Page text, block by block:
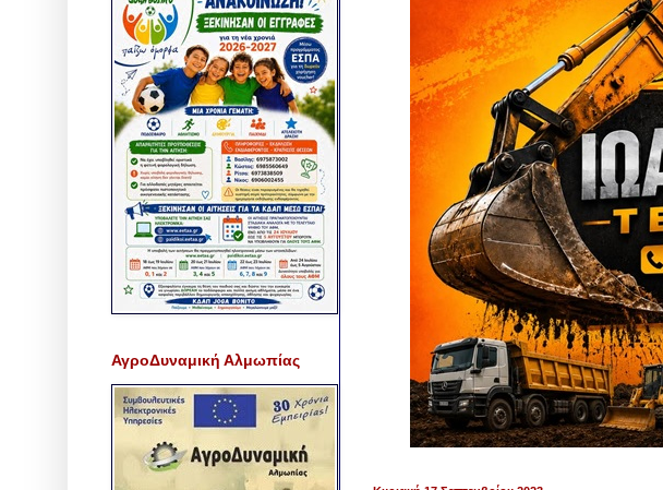
ΑγροΔυναμική Αλμωπίας